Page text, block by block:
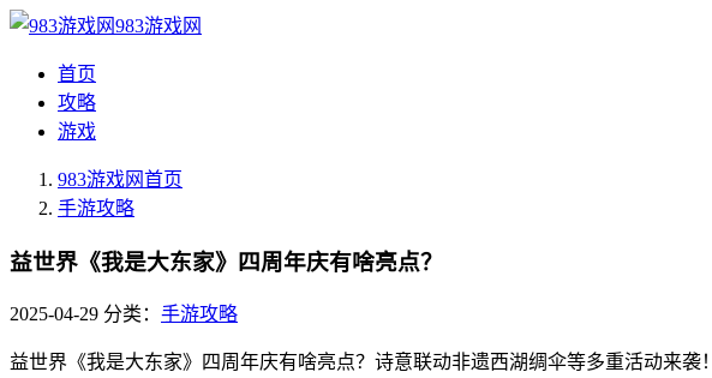
983游戏网
首页
攻略
游戏
983游戏网首页
手游攻略
益世界《我是大东家》四周年庆有啥亮点？
2025-04-29 分类： 手游攻略
益世界《我是大东家》四周年庆有啥亮点？诗意联动非遗西湖绸伞等多重活动来袭！